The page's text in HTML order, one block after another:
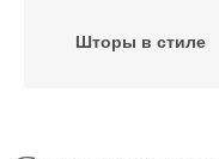
Шторы в стиле